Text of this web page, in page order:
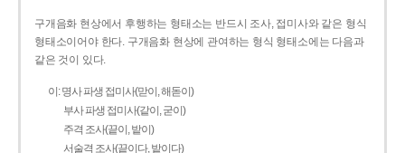
구개음화 현상에서 후행하는 형태소는 반드시 조사, 접미사와 같은 형식
형태소이어야 한다. 구개음화 현상에 관여하는 형식 형태소에는 다음과
같은 것이 있다.
이: 명사 파생 접미사(맏이, 해돋이)
부사 파생 접미사(같이, 굳이)
주격 조사(끝이, 밭이)
서술격 조사(끝이다, 밭이다)